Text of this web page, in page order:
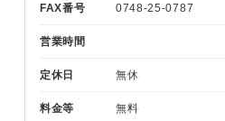
FAX番号 0748-25-0787
営業時間
定休日 無休
料金等 無料